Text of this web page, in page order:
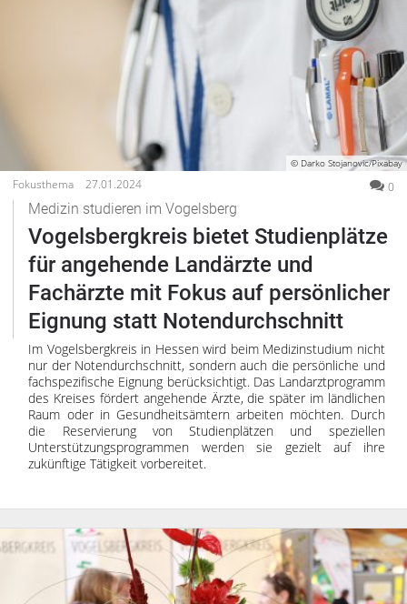
© Darko Stojanovic/Pixabay
Fokusthema 27.01.2024 0
Medizin studieren im Vogelsberg
Vogelsbergkreis bietet Studienplätze
für angehende Landärzte und
Fachärzte mit Fokus auf persönlicher
Eignung statt Notendurchschnitt
Im Vogelsbergkreis in Hessen wird beim Medizinstudium nicht
nur der Notendurchschnitt, sondern auch die persönliche und
fachspezifische Eignung berücksichtigt. Das Landarztprogramm
des Kreises fördert angehende Ärzte, die später im ländlichen
Raum oder in Gesundheitsämtern arbeiten möchten. Durch
die Reservierung von Studienplätzen und speziellen
Unterstützungsprogrammen werden sie gezielt auf ihre
zukünftige Tätigkeit vorbereitet.